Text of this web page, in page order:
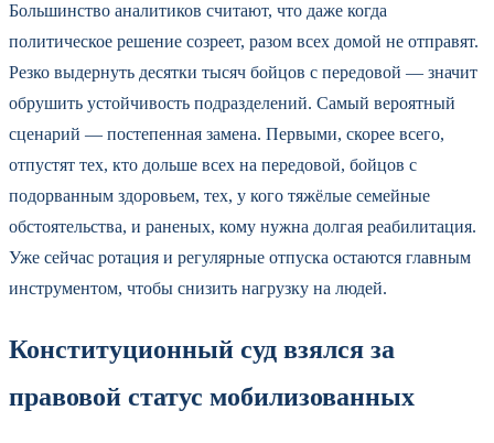
Большинство аналитиков считают, что даже когда
политическое решение созреет, разом всех домой не отправят.
Резко выдернуть десятки тысяч бойцов с передовой — значит
обрушить устойчивость подразделений. Самый вероятный
сценарий — постепенная замена. Первыми, скорее всего,
отпустят тех, кто дольше всех на передовой, бойцов с
подорванным здоровьем, тех, у кого тяжёлые семейные
обстоятельства, и раненых, кому нужна долгая реабилитация.
Уже сейчас ротация и регулярные отпуска остаются главным
инструментом, чтобы снизить нагрузку на людей.
Конституционный суд взялся за
правовой статус мобилизованных